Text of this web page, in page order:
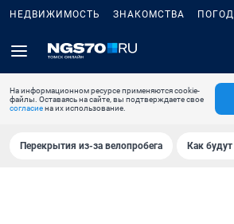
НЕДВИЖИМОСТЬ ЗНАКОМСТВА
На информационном ресурсе применяются cookie-
файлы. Оставаясь на сайте, вы подтверждаете свое
согласиена их использование.
Перекрытия из-за велопробега Как